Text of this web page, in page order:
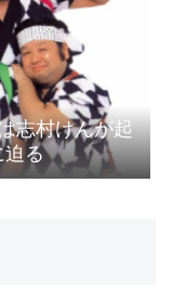
志村けんが起
迫る